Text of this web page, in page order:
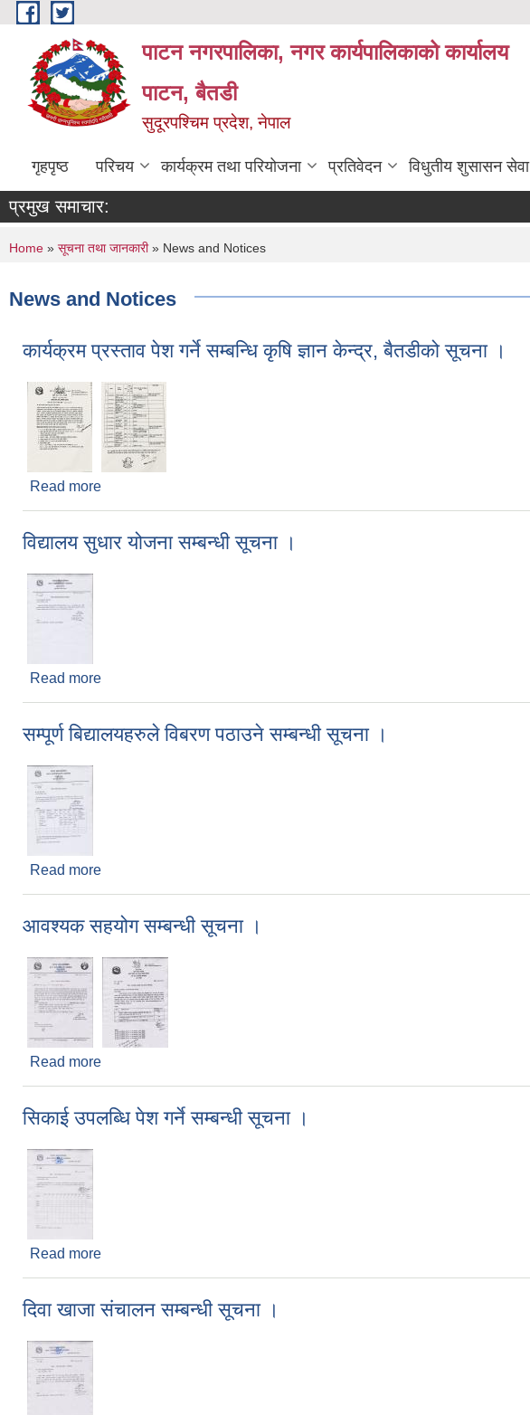
Skip to main content
पाटन नगरपालिका, नगर कार्यपालिकाको कार्यालय
पाटन, बैतडी
सुदूरपश्चिम प्रदेश, नेपाल
गृहपृष्ठ परिचय कार्यक्रम तथा परियोजना प्रतिवेदन विधुतीय शुसासन सेवा
प्रमुख समाचार:
You are here
Home » सूचना तथा जानकारी» News and Notices
News and Notices
कार्यक्रम प्रस्ताव पेश गर्ने सम्‍बन्धि कृषि ज्ञान केन्द्र, बैतडीको सूचना ।
Read more
विद्यालय सुधार योजना सम्बन्धी सूचना ।
Read more
सम्‍पूर्ण बिद्यालयहरुले विबरण पठाउने सम्बन्धी सूचना ।
Read more
आवश्यक सहयोग सम्बन्धी सूचना ।
Read more
सिकाई उपलब्धि पेश गर्ने सम्बन्धी सूचना ।
Read more
दिवा खाजा संचालन सम्बन्धी सूचना ।